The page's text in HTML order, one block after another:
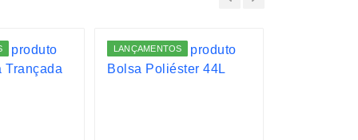
LANÇAMENTOS